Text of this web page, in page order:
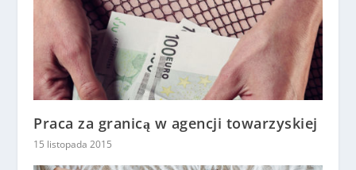
Praca za granicą w agencji towarzyskiej
15 listopada 2015